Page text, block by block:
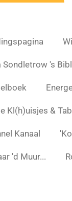
Sondletrow 's
Kl(h)uisjes &
Kanaal
'd Muur...